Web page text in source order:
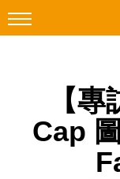
Facebook
科技焦點
【
Cap